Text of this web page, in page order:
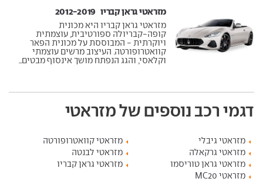
מזראטי גראן קבריו ‏ 2012-2019
מזראטי גראן קבריו היא מכונית
קופה-קבריולה ספורטיבית, עוצמתית
ויוקרתית - המבוססת על מכונית הפאר
קוואטרופורטה. העיצוב מרשים עוצמתי
וקלאסי, והגג הנפתח מושך אינסוף מבטים...
דגמי רכב נוספים של מזראטי
מזראטי גיבלי
מזראטי קוואטרופורטה
מזראטי גרקאלה
מזראטי לבנטה
מזראטי גראן טוריסמו
מזראטי גראן קבריו
מזראטי MC20